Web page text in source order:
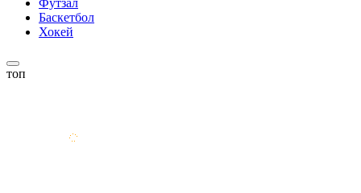
Футзал
Баскетбол
Хокей
топ